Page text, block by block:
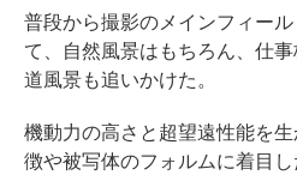
普段から撮影のメインフィー
て、自然風景はもちろん、仕
道風景も追いかけた。
機動力の高さと超望遠性能を
徴や被写体のフォルムに着目